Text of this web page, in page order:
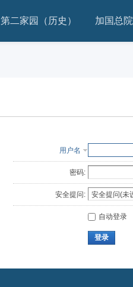
第二家园（历史） 加国总院
用户名
密码:
安全提问:
自动登录
登录